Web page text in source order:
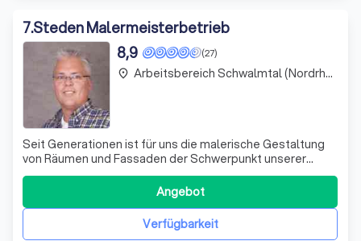
7.Steden Malermeisterbetrieb
(27)
8,9
Seit Generationen ist für uns die malerische Gestaltung
von Räumen und Fassaden der Schwerpunkt unserer
Arbeiten. Hier fühlen wir uns der Tradition und dem
handwerklichen Können verpflichtet. Als
mittelständischer Maler- und Lackiererfachbetrieb leisten
unsere qualifizierten Mitarbeiter und Auszubil
Verfügbarkeit
Angebot
place Arbeitsbereich Schwalmtal (Nordrhein-Westfalen)